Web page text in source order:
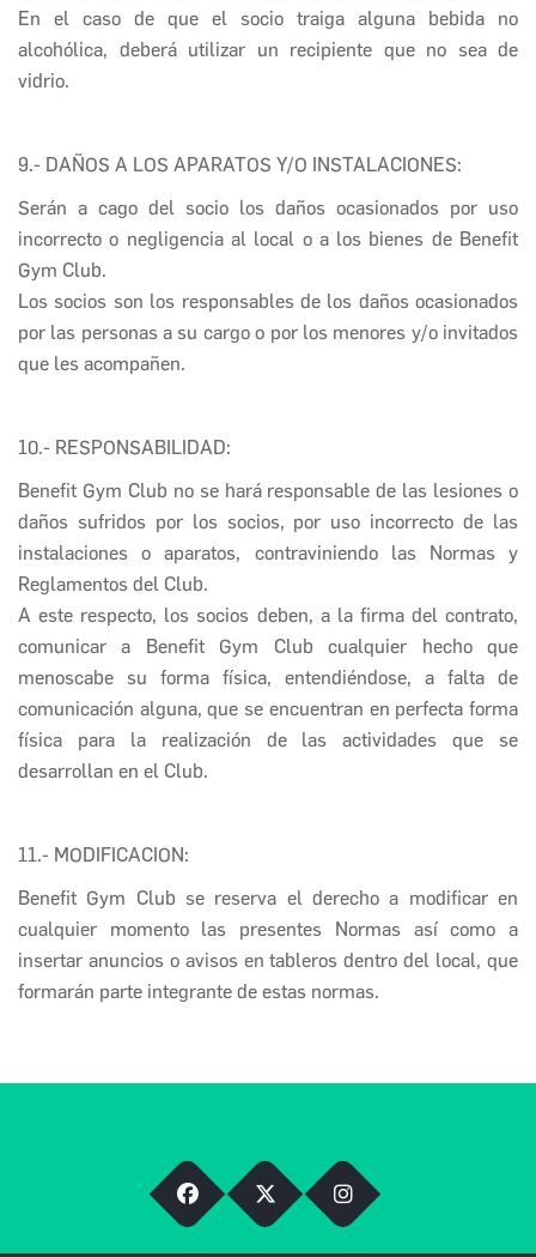
En el caso de que el socio traiga alguna bebida no
alcohólica, deberá utilizar un recipiente que no sea de
vidrio.
9.- DAÑOS A LOS APARATOS Y/O INSTALACIONES:
Serán a cago del socio los daños ocasionados por uso
incorrecto o negligencia al local o a los bienes de Benefit
Gym Club.
Los socios son los responsables de los daños ocasionados
por las personas a su cargo o por los menores y/o invitados
que les acompañen.
10.- RESPONSABILIDAD:
Benefit Gym Club no se hará responsable de las lesiones o
daños sufridos por los socios, por uso incorrecto de las
instalaciones o aparatos, contraviniendo las Normas y
Reglamentos del Club.
A este respecto, los socios deben, a la firma del contrato,
comunicar a Benefit Gym Club cualquier hecho que
menoscabe su forma física, entendiéndose, a falta de
comunicación alguna, que se encuentran en perfecta forma
física para la realización de las actividades que se
desarrollan en el Club.
11.- MODIFICACION:
Benefit Gym Club se reserva el derecho a modificar en
cualquier momento las presentes Normas así como a
insertar anuncios o avisos en tableros dentro del local, que
formarán parte integrante de estas normas.